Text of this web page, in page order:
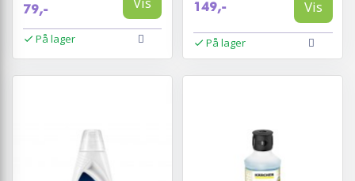
79,-
På lager
149,- Vis
På lager